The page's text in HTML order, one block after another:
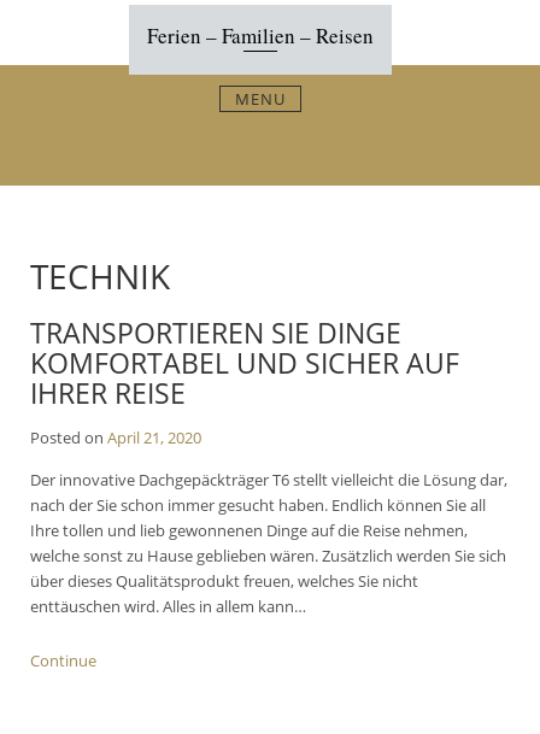
content
Ferien – Familien – Reisen
MENU
TECHNIK
TRANSPORTIEREN SIE DINGE
KOMFORTABEL UND SICHER AUF
IHRER REISE
Posted on April 21, 2020
Der innovative Dachgepäckträger T6 stellt vielleicht die Lösung dar,
nach der Sie schon immer gesucht haben. Endlich können Sie all
Ihre tollen und lieb gewonnenen Dinge auf die Reise nehmen,
welche sonst zu Hause geblieben wären. Zusätzlich werden Sie sich
über dieses Qualitätsprodukt freuen, welches Sie nicht
enttäuschen wird. Alles in allem kann…
Continue